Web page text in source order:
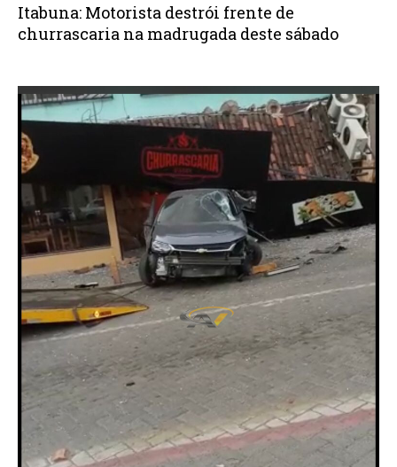
Itabuna: Motorista destrói frente de
churrascaria na madrugada deste sábado